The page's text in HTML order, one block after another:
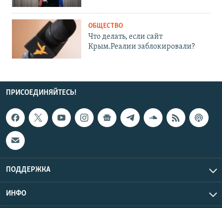
ОБЩЕСТВО
Что делать, если сайт
Крым.Реалии заблокировали?
ПРИСОЕДИНЯЙТЕСЬ!
ПОДДЕРЖКА
ИНФО